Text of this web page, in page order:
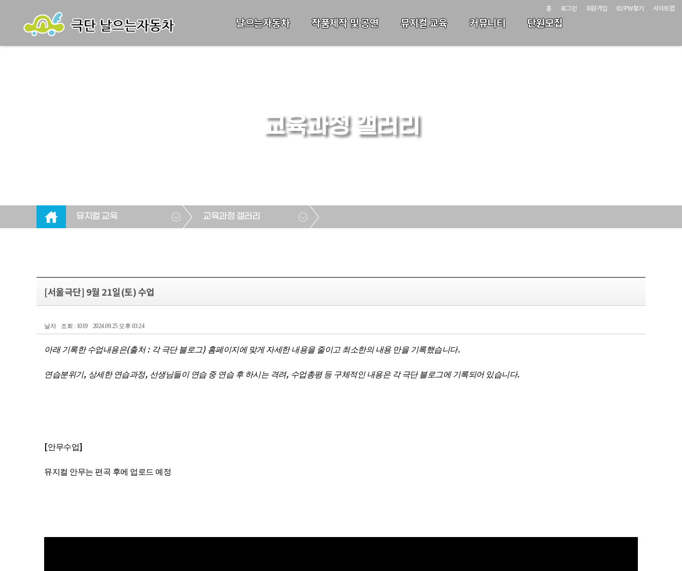
날으는자동차 작품제작 및 공연 뮤지컬 교육 커뮤니티 단원모집
홈 로그인 회원가입 ID/PW찾기 사이트맵
교육과정 갤러리
뮤지컬 교육 교육과정 갤러리
[서울극단] 9월 21일(토) 수업
날자 조회 : 1019 2024.09.25 오후 03:24
아래 기록한 수업내용은(출처: 각 극단 블로그) 홈페이지에 맞게 자세한 내용을 줄이고 최소한의 내용 만을 기록했습니다.
연습분위기, 상세한 연습과정, 선생님들이 연습 중 연습 후 하시는 격려, 수업총평 등 구체적인 내용은 각 극단 블로그에 기록되어 있습니다.
[안무수업]
뮤지컬 안무는 편곡 후에 업로드 예정